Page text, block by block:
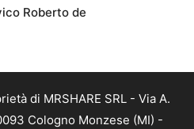
Roberto de
di MRSHARE SRL - Via A.
Cologno Monzese (MI) -